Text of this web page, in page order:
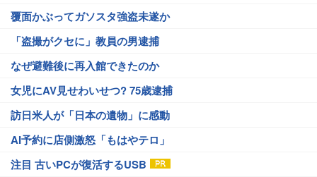
覆面かぶってガソスタ強盗未遂か
「盗撮がクセに」教員の男逮捕
なぜ避難後に再入館できたのか
女児にAV見せわいせつ? 75歳逮捕
訪日米人が「日本の遺物」に感動
AI予約に店側激怒「もはやテロ」
注目 古いPCが復活するUSB